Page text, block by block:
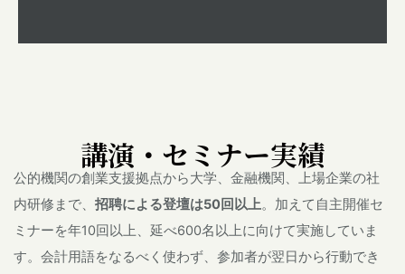
講演・セミナー実績
公的機関の創業支援拠点から大学、金融機関、上場企業の社
内研修まで、 招聘による登壇は50回以上。加えて自主開催セ
ミナーを年10回以上、延べ600名以上に向けて実施していま
す。会計用語をなるべく使わず、参加者が翌日から行動でき